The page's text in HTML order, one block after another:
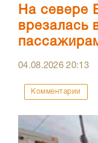
На севере
врезалась
04.08.202620:13
Комментарии